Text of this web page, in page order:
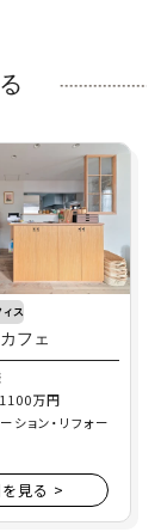
ィス
フェ
万円
ション・リフォー
見る >